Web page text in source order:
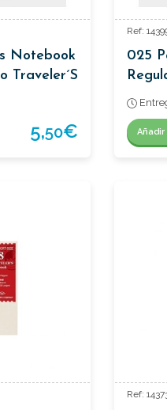
Notebook
Traveler´s
5,50€
Ref:
025
Ref: